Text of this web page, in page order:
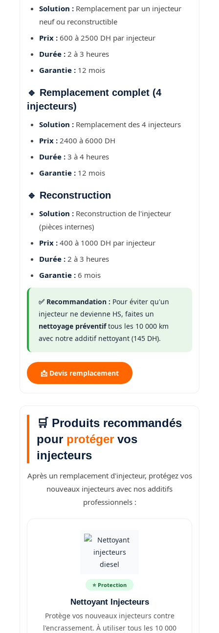
Solution : Remplacement par un injecteur
neuf ou reconstructible
Prix : 600 à 2500 DH par injecteur
Durée : 2 à 3 heures
Garantie : 12 mois
🔹 Remplacement complet (4
injecteurs)
Solution : Remplacement des 4 injecteurs
Prix : 2400 à 6000 DH
Durée : 3 à 4 heures
Garantie : 12 mois
🔹 Reconstruction
Solution : Reconstruction de l'injecteur
(pièces internes)
Prix : 400 à 1000 DH par injecteur
Durée : 2 à 3 heures
Garantie : 6 mois
✅ Recommandation : Pour éviter qu'un
injecteur ne devienne HS, faites un
nettoyage préventiftous les 10 000 km
avec notre additif nettoyant (145 DH).
📩 Devis remplacement
🛒 Produits recommandés
pour protéger vos
injecteurs
Après un remplacement d'injecteur, protégez vos
nouveaux injecteurs avec nos additifs
professionnels :
⭐ Protection
Nettoyant Injecteurs
Protège vos nouveaux injecteurs contre
l'encrassement. À utiliser tous les 10 000